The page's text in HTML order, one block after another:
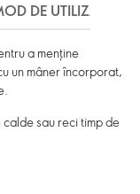
DE UTILIZARE
a menține
un mâner încorporat,
sau reci timp de